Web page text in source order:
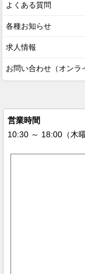
よくある質問
各種お知らせ
求人情報
お問い合わせ（オンラ
営業時間
10:30 ～ 18:00（木